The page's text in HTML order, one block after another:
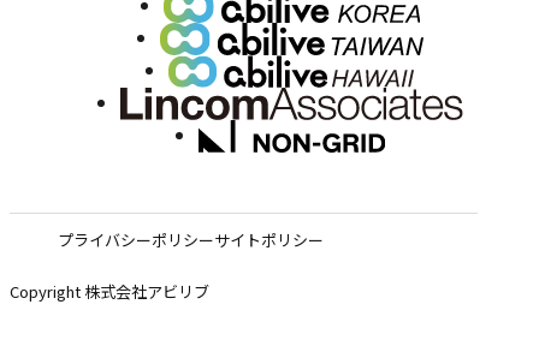
プライバシーポリシーサイトポリシー
Copyright 株式会社アビリブ